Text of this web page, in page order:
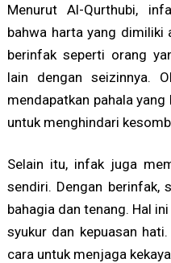
Menurut Al-Qurthubi,
bahwa harta yang dimiliki
berinfak seperti orang
lain dengan seizinnya.
mendapatkan pahala
untuk menghindari
Selain itu, infak juga
sendiri. Dengan berinfak,
bahagia dan tenang. Hal
syukur dan kepuasan
cara untuk menjaga